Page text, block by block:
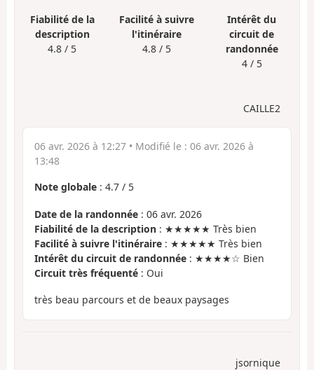
Fiabilité de la
description
4.8 / 5
Facilité à suivre
l'itinéraire
4.8 / 5
Intérêt du
circuit de
randonnée
4 / 5
CAILLE2
06 avr. 2026 à 12:27 • Modifié le : 06 avr. 2026 à
13:48
Note globale : 4.7 / 5
Date de la randonnée : 06 avr. 2026
Fiabilité de la description : ★★★★★ Très bien
Facilité à suivre l'itinéraire : ★★★★★ Très bien
Intérêt du circuit de randonnée : ★★★★☆ Bien
Circuit très fréquenté : Oui
très beau parcours et de beaux paysages
jsornique